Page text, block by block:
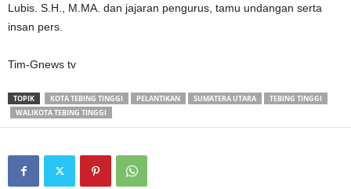
Lubis. S.H., M.MA. dan jajaran pengurus, tamu undangan serta
insan pers.
Tim-Gnews tv
TOPIK KOTA TEBING TINGGI PELANTIKAN SUMATERA UTARA
TEBING TINGGI
WALIKOTA TEBING TINGGI